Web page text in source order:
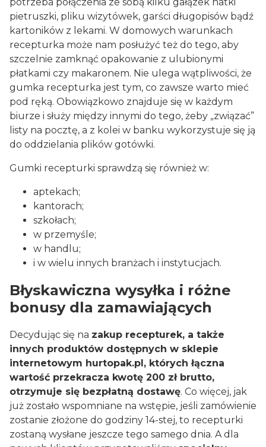
pietruszki, pliku wizytówek, garści długopisów bądź
kartoników z lekami. W domowych warunkach
recepturka może nam posłużyć też do tego, aby
szczelnie zamknąć opakowanie z ulubionymi
płatkami czy makaronem. Nie ulega wątpliwości, że
gumka recepturka jest tym, co zawsze warto mieć
pod ręką. Obowiązkowo znajduje się w każdym
biurze i służy między innymi do tego, żeby „związać”
listy na pocztę, a z kolei w banku wykorzystuje się ją
do oddzielania plików gotówki.
Gumki recepturki sprawdzą się również w:
aptekach;
kantorach;
szkołach;
w przemyśle;
w handlu;
i w wielu innych branżach i instytucjach.
Błyskawiczna wysyłka i różne
bonusy dla zamawiających
Decydując się na zakup recepturek, a także
innych produktów dostępnych w sklepie
internetowym hurtopak.pl, których łączna
wartość przekracza kwotę 200 zł brutto,
otrzymuje się bezpłatną dostawę. Co więcej, jak
już zostało wspomniane na wstępie, jeśli zamówienie
zostanie złożone do godziny 14-stej, to recepturki
zostaną wysłane jeszcze tego samego dnia. A dla